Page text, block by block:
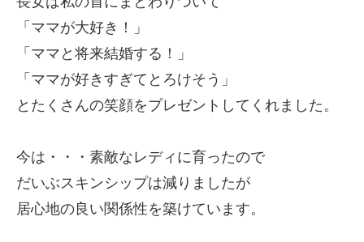
「ママが大好き！」
「ママと将来結婚する！」
「ママが好きすぎてとろけそう」
とたくさんの笑顔をプレゼントしてくれました。
今は・・・素敵なレディに育ったので
だいぶスキンシップは減りましたが
居心地の良い関係性を築けています。